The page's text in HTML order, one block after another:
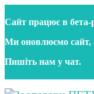
до
контенту
Сайт працює в
Ми оновлюємо сайт,
Пишіть нам у чат.